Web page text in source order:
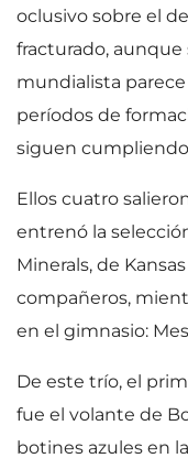
oclusivo sobre el
fracturado,
mundialista
períodos de
siguen
Ellos cuatro
entrenó la
Minerals, de
compañeros,
en el gimnasio:
De este trío, el
fue el volante de
botines azules en